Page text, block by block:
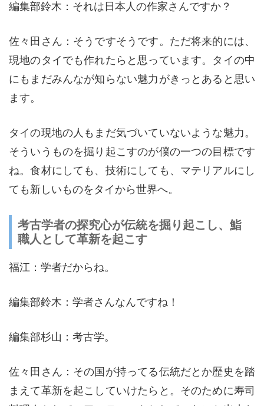
編集部鈴木：それは日本人の作家さんですか？
佐々田さん：そうですそうです。ただ将来的には、
現地のタイでも作れたらと思っています。タイの中
にもまだみんなが知らない魅力がきっとあると思い
ます。
タイの現地の人もまだ気づいていないような魅力。
そういうものを掘り起こすのが僕の一つの目標です
ね。食材にしても、技術にしても、マテリアルにし
ても新しいものをタイから世界へ。
考古学者の探究心が伝統を掘り起こし、鮨
職人として革新を起こす
福江：学者だからね。
編集部鈴木：学者さんなんですね！
編集部杉山：考古学。
佐々田さん：その国が持ってる伝統だとか歴史を踏
まえて革新を起こしていけたらと。そのために寿司